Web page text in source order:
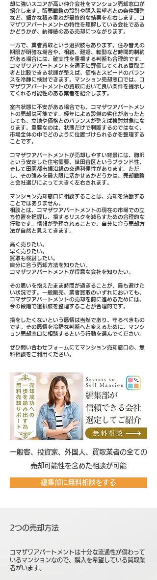
却に強いスコアが高い仲介会社をマンション売却窓口が
紹介します。販売戦略の設計や購入希望者との条件調整
など、細かな積み重ねが最終的な結果を左右します。コ
マザワアパートメントの特性を理解している会社である
かどうかが、納得感のある売却につながります。
一方で、業者買取という選択肢もあります。住み替えの
期限が明確な場合や、相続、離婚、転勤など時間的制約
がある場合には、確実性を重視する判断も合理的です。
コマザワアパートメントを適正に評価してくれる買取業
者と比較できる状態が整えば、価格とスピードのバラン
スを冷静に検討できます。マンション売却窓口では、コ
マザワアパートメントの買取において良い条件を提示し
てくれる可能性のある業者を紹介します。
室内状態に不安がある場合でも、コマザワアパートメン
トの売却は可能です。経年による設備の劣化があったと
しても、立地や価格とのバランスが整えば検討対象にな
ります。重要なのは、状態だけで判断するのではなく、
市場全体の中でどのように位置づけられるかを整理する
ことです。
コマザワアパートメントが売却しやすい背景には、駒沢
という安定した住宅需要、世田谷区というブランド性、
そして田園都市線沿線の交通利便性があります。ただ
し、その強みを最大限に活かせるかどうかは、売却戦略
と会社選びによって大きく左右されます。
マンション売却窓口に相談することは、売却を決断する
ことではありません。
相談とは、コマザワアパートメントの現在の市場での立
ち位置を把握し、損するリスクを減らすための合理的な
行動です。情報が整理されることで、自分に合う売却方
法が自然と見えてきます。
高く売りたい。
早く売りたい。
買取も検討したい。
自分に合う売却方法を知りたい。
コマザワアパートメントが得意な会社を知りたい。
その思いを抱えたまま時間が過ぎることが、最も避けた
い状況です。一般販売、業者買取のいずれにおいても、
コマザワアパートメントの売却を前に進めるためには、
今の段階で選択肢を整理することが合理的です。
損をしたくないという感情は当然であり、守るべきもの
です。その感情を冷静な判断へと変えるために、マンシ
ョン売却窓口に相談するという行動を選んでください。
ぜひ問い合わせフォームにてマンション売却窓口の、無
料相談をご利用ください。
​一般客、投資家、外国人、買取業者の全ての
売却可能性を含めた相談が可能
編集部に無料相談をする
2つの売却方法
コマザワアパートメントは十分な流通性が備わって
いるマンションなので、購入を希望している買取業
者がいます。